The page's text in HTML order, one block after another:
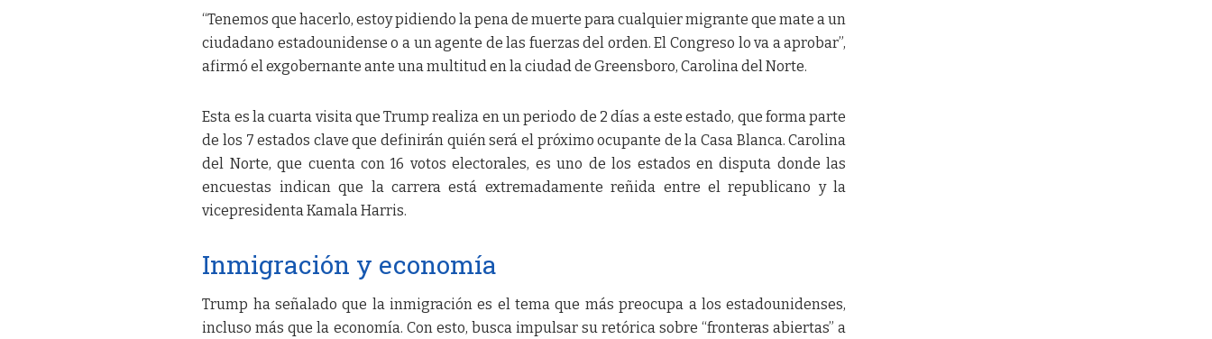
“Tenemos que hacerlo, estoy pidiendo la pena de muerte para cualquier migrante que mate a un
ciudadano estadounidense o a un agente de las fuerzas del orden. El Congreso lo va a aprobar”,
afirmó el exgobernante ante una multitud en la ciudad de Greensboro, Carolina del Norte.
Esta es la cuarta visita que Trump realiza en un periodo de 2 días a este estado, que forma parte
de los 7 estados clave que definirán quién será el próximo ocupante de la Casa Blanca. Carolina
del Norte, que cuenta con 16 votos electorales, es uno de los estados en disputa donde las
encuestas indican que la carrera está extremadamente reñida entre el republicano y la
vicepresidenta Kamala Harris.
Inmigración y economía
Trump ha señalado que la inmigración es el tema que más preocupa a los estadounidenses,
incluso más que la economía. Con esto, busca impulsar su retórica sobre “fronteras abiertas” a